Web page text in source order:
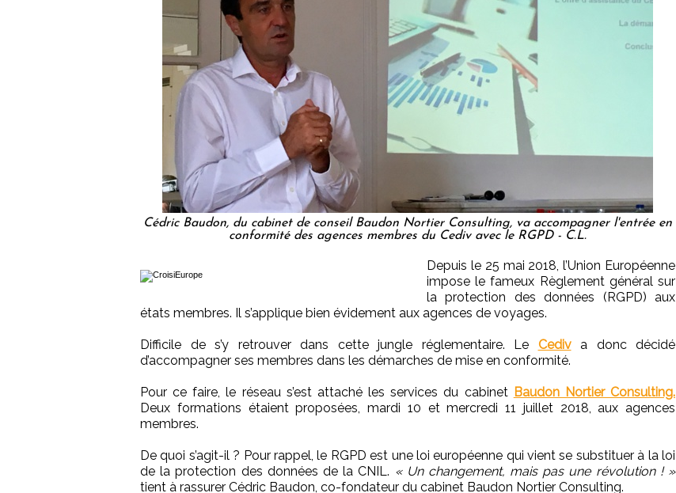
Cédric Baudon, du cabinet de conseil Baudon Nortier Consulting, va accompagner l'entrée en
conformité des agences membres du Cediv avec le RGPD - C.L.
Depuis le 25 mai 2018, l’Union Européenne
impose le fameux Règlement général sur
la protection des données (RGPD) aux
états membres. Il s’applique bien évidement aux agences de voyages.
Difficile de s’y retrouver dans cette jungle réglementaire. Le Cediva donc décidé
d’accompagner ses membres dans les démarches de mise en conformité.
Pour ce faire, le réseau s’est attaché les services du cabinet Baudon Nortier Consulting.
Deux formations étaient proposées, mardi 10 et mercredi 11 juillet 2018, aux agences
membres.
De quoi s’agit-il ? Pour rappel, le RGPD est une loi européenne qui vient se substituer à la loi
de la protection des données de la CNIL. « Un changement, mais pas une révolution ! »
tient à rassurer Cédric Baudon, co-fondateur du cabinet Baudon Nortier Consulting.